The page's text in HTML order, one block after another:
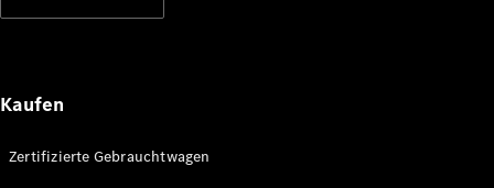
Kaufen
Zertifizierte Gebrauchtwagen